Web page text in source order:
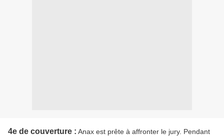
4e de couverture : Anax est prête à affronter le jury. Pendant